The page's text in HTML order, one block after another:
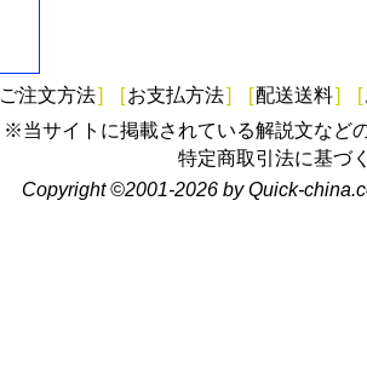
ご注文方法] [お支払方法] [配送送料] [
※当サイトに掲載されている解説文など
特定商取引法に基づ
Copyright ©2001-2026 by Quick-